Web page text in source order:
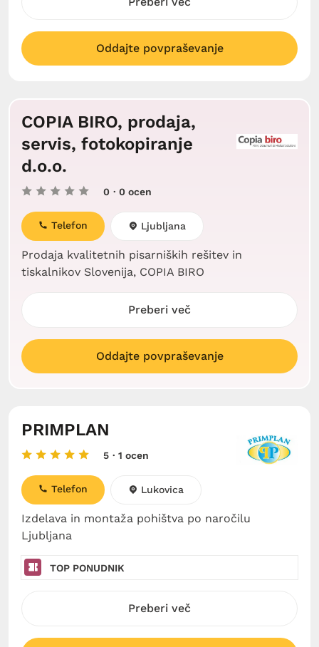
Oddajte povpraševanje
COPIA BIRO, prodaja,
servis, fotokopiranje
d.o.o.
0 · 0 ocen
Prodaja kvalitetnih pisarniških rešitev in
tiskalnikov Slovenija, COPIA BIRO
Telefon Ljubljana
Preberi več
Oddajte povpraševanje
PRIMPLAN
5 · 1 ocen
Izdelava in montaža pohištva po naročilu
Ljubljana
Telefon Lukovica
TOP PONUDNIK
Preberi več